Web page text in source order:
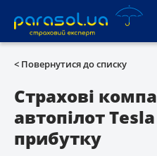
(093) 170-33-90
Усі сервіси
Автоцивілка
< Повернутися до списку
Страхові
автопілот
прибутку